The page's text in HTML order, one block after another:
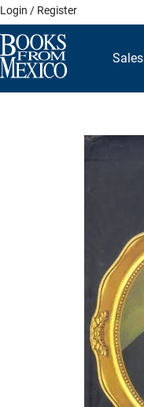
Skip
to
content
Login / Register
Sales